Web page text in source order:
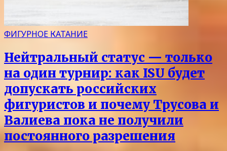
ФИГУРНОЕ КАТАНИЕ
Нейтральный статус — только
на один турнир: как ISU будет
допускать российских
фигуристов и почему Трусова и
Валиева пока не получили
постоянного разрешения